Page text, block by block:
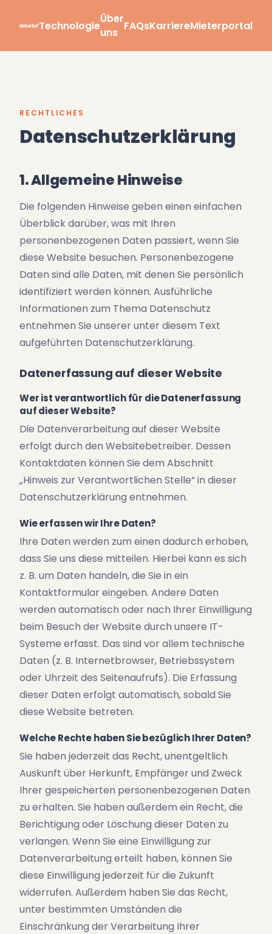
TechnologieÜber
uns FAQsKarriereMieterportal
RECHTLICHES
Datenschutzerklärung
1. Allgemeine Hinweise
Die folgenden Hinweise geben einen einfachen
Überblick darüber, was mit Ihren
personenbezogenen Daten passiert, wenn Sie
diese Website besuchen. Personenbezogene
Daten sind alle Daten, mit denen Sie persönlich
identifiziert werden können. Ausführliche
Informationen zum Thema Datenschutz
entnehmen Sie unserer unter diesem Text
aufgeführten Datenschutzerklärung.
Datenerfassung auf dieser Website
Wer ist verantwortlich für die Datenerfassung
auf dieser Website?
Die Datenverarbeitung auf dieser Website
erfolgt durch den Websitebetreiber. Dessen
Kontaktdaten können Sie dem Abschnitt
„Hinweis zur Verantwortlichen Stelle“ in dieser
Datenschutzerklärung entnehmen.
Wie erfassen wir Ihre Daten?
Ihre Daten werden zum einen dadurch erhoben,
dass Sie uns diese mitteilen. Hierbei kann es sich
z. B. um Daten handeln, die Sie in ein
Kontaktformular eingeben. Andere Daten
werden automatisch oder nach Ihrer Einwilligung
beim Besuch der Website durch unsere IT-
Systeme erfasst. Das sind vor allem technische
Daten (z. B. Internetbrowser, Betriebssystem
oder Uhrzeit des Seitenaufrufs). Die Erfassung
dieser Daten erfolgt automatisch, sobald Sie
diese Website betreten.
Welche Rechte haben Sie bezüglich Ihrer Daten?
Sie haben jederzeit das Recht, unentgeltlich
Auskunft über Herkunft, Empfänger und Zweck
Ihrer gespeicherten personenbezogenen Daten
zu erhalten. Sie haben außerdem ein Recht, die
Berichtigung oder Löschung dieser Daten zu
verlangen. Wenn Sie eine Einwilligung zur
Datenverarbeitung erteilt haben, können Sie
diese Einwilligung jederzeit für die Zukunft
widerrufen. Außerdem haben Sie das Recht,
unter bestimmten Umständen die
Einschränkung der Verarbeitung Ihrer